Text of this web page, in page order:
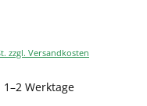
zzgl. Versandkosten
Werktage